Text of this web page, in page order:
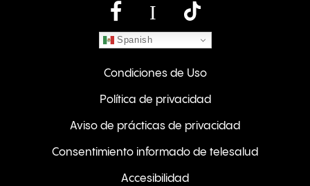
Instagram
Spanish
Condiciones de Uso
Política de privacidad
Aviso de prácticas de privacidad
Consentimiento informado de telesalud
Accesibilidad